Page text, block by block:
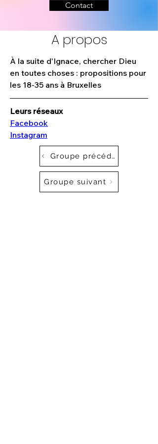
Contact
A propos
À la suite d'Ignace, chercher Dieu
en toutes choses : propositions pour
les 18-35 ans à Bruxelles
Leurs réseaux
Facebook
Instagram
Groupe précédent
Groupe suivant